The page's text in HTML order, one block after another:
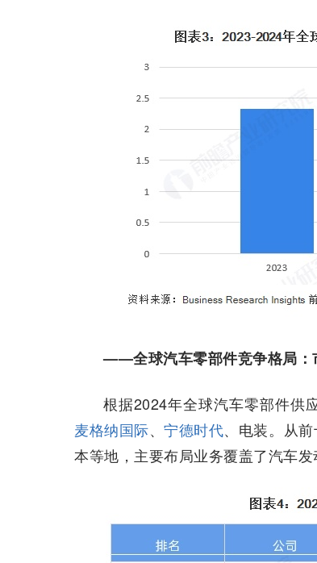
——全球汽车零部件竞争格局：
根据2024年全球汽车零部件供
麦格纳国际、宁德时代、电装。从
本等地，主要布局业务覆盖了汽车